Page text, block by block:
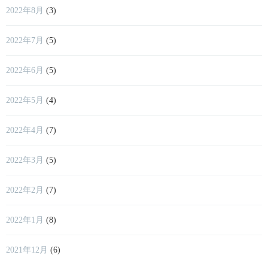
2022年8月 (3)
2022年7月 (5)
2022年6月 (5)
2022年5月 (4)
2022年4月 (7)
2022年3月 (5)
2022年2月 (7)
2022年1月 (8)
2021年12月 (6)